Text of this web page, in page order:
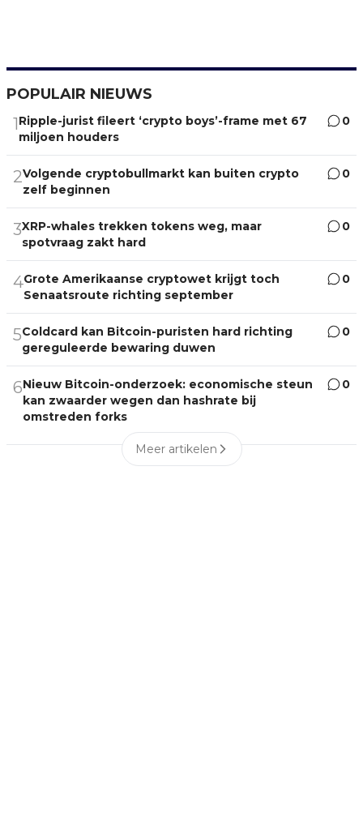
POPULAIR NIEUWS
1Ripple-jurist fileert ‘crypto boys’-frame met 67
miljoen houders
0
2Volgende cryptobullmarkt kan buiten crypto
zelf beginnen
0
3XRP-whales trekken tokens weg, maar
spotvraag zakt hard
0
4Grote Amerikaanse cryptowet krijgt toch
Senaatsroute richting september
0
5Coldcard kan Bitcoin-puristen hard richting
gereguleerde bewaring duwen
0
6Nieuw Bitcoin-onderzoek: economische steun
kan zwaarder wegen dan hashrate bij
omstreden forks
0
Meer artikelen